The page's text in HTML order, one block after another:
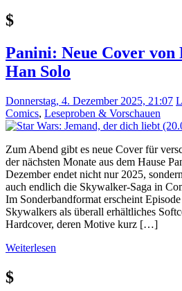
$
Panini: Neue Cover von
Han Solo
Donnerstag, 4. Dezember 2025, 21:07
Comics, Leseproben & Vorschauen
Zum Abend gibt es neue Cover für
der nächsten Monate aus dem Hause
Dezember endet nicht nur 2025,
auch endlich die Skywalker-Saga in
Im Sonderbandformat erscheint
Skywalkers als überall erhältliches
Hardcover, deren Motive kurz […]
Weiterlesen
$